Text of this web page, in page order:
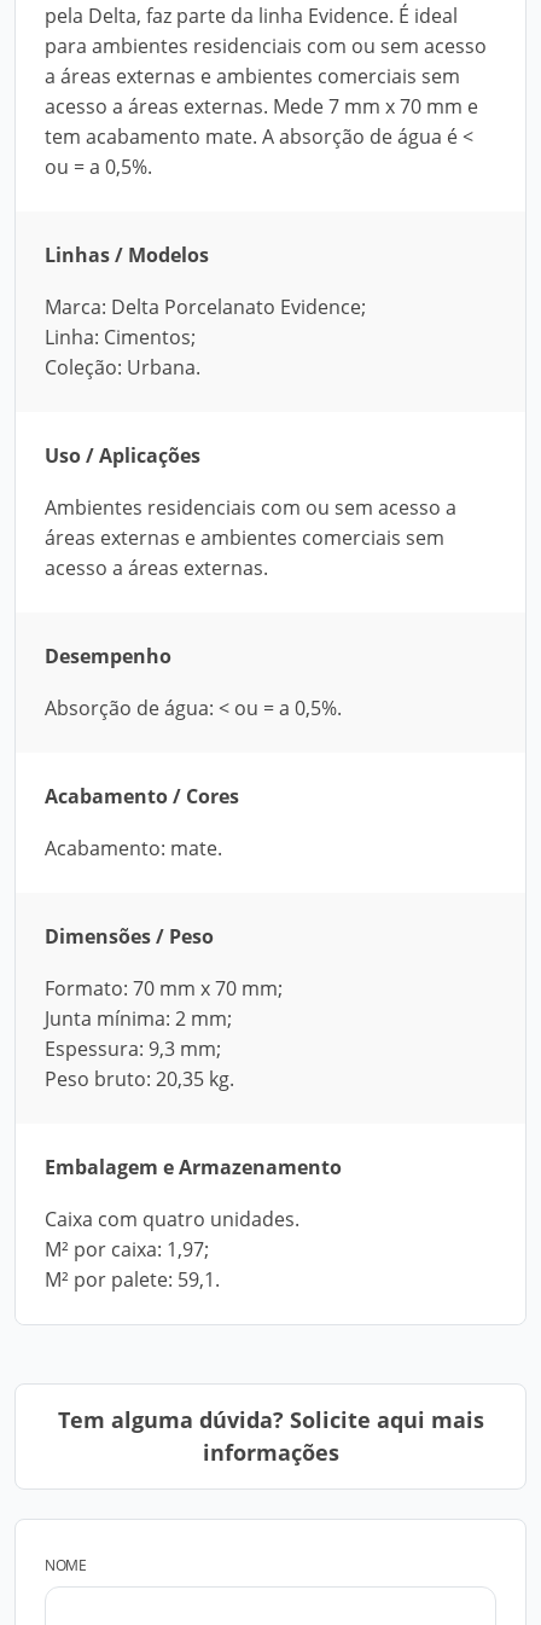
pela Delta, faz parte da linha Evidence. É ideal
para ambientes residenciais com ou sem acesso
a áreas externas e ambientes comerciais sem
acesso a áreas externas. Mede 7 mm x 70 mm e
tem acabamento mate. A absorção de água é <
ou = a 0,5%.
Linhas / Modelos
Marca: Delta Porcelanato Evidence;
Linha: Cimentos;
Coleção: Urbana.
Uso / Aplicações
Ambientes residenciais com ou sem acesso a
áreas externas e ambientes comerciais sem
acesso a áreas externas.
Desempenho
Absorção de água: < ou = a 0,5%.
Acabamento / Cores
Acabamento: mate.
Dimensões / Peso
Formato: 70 mm x 70 mm;
Junta mínima: 2 mm;
Espessura: 9,3 mm;
Peso bruto: 20,35 kg.
Embalagem e Armazenamento
Caixa com quatro unidades.
M² por caixa: 1,97;
M² por palete: 59,1.
Tem alguma dúvida? Solicite aqui mais
informações
NOME